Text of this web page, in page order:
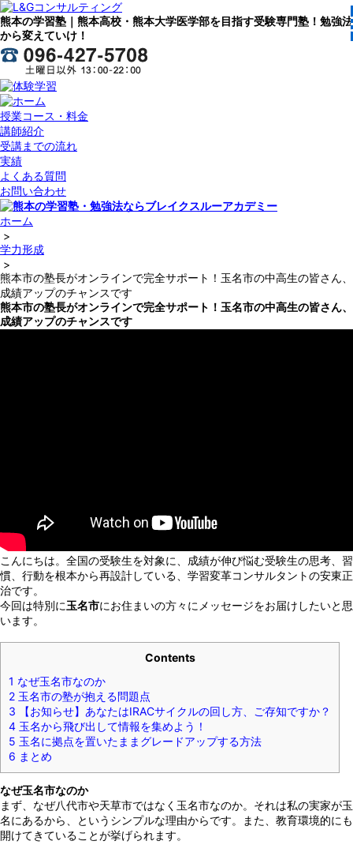
熊本の学習塾｜熊本高校・熊本大学医学部を目指す受験専門塾！勉強法
から変えていけ！
授業コース・料金
講師紹介
受講までの流れ
実績
よくある質問
お問い合わせ
ホーム
>
学力形成
>
熊本市の塾長がオンラインで完全サポート！玉名市の中高生の皆さん、
成績アップのチャンスです
熊本市の塾長がオンラインで完全サポート！玉名市の中高生の皆さん、
成績アップのチャンスです
こんにちは。全国の受験生を対象に、成績が伸び悩む受験生の思考、習
慣、行動を根本から再設計している、学習変革コンサルタントの安東正
治です。
今回は特別に玉名市にお住まいの方々にメッセージをお届けしたいと思
います。
Contents
1 なぜ玉名市なのか
2 玉名市の塾が抱える問題点
3 【お知らせ】あなたはIRACサイクルの回し方、ご存知ですか？
4 玉名から飛び出して情報を集めよう！
5 玉名に拠点を置いたままグレードアップする方法
6 まとめ
なぜ玉名市なのか
まず、なぜ八代市や天草市ではなく玉名市なのか。それは私の実家が玉
名にあるから、というシンプルな理由からです。また、教育環境的にも
開けてきていることが挙げられます。